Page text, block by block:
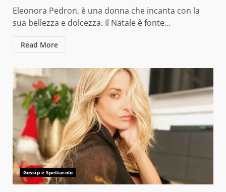
Eleonora Pedron, è una donna che incanta con la
sua bellezza e dolcezza. Il Natale è fonte...
Read More
Gossip e Spettacolo